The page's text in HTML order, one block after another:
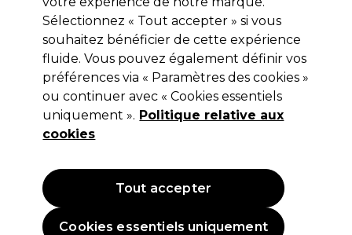
Proxelli
Proxelli Sèche-cheveux Indy 2000W
Noir
(2)
59,37 €98,95 €
EXCLUSIF
Sélectionnez « Tout accepter » si vous
souhaitez bénéficier de cette expérience
fluide. Vous pouvez également définir vos
préférences via « Paramètres des cookies »
ou continuer avec « Cookies essentiels
uniquement ». Politique relative aux
cookies
Cookies essentiels uniquement
Tout accepter